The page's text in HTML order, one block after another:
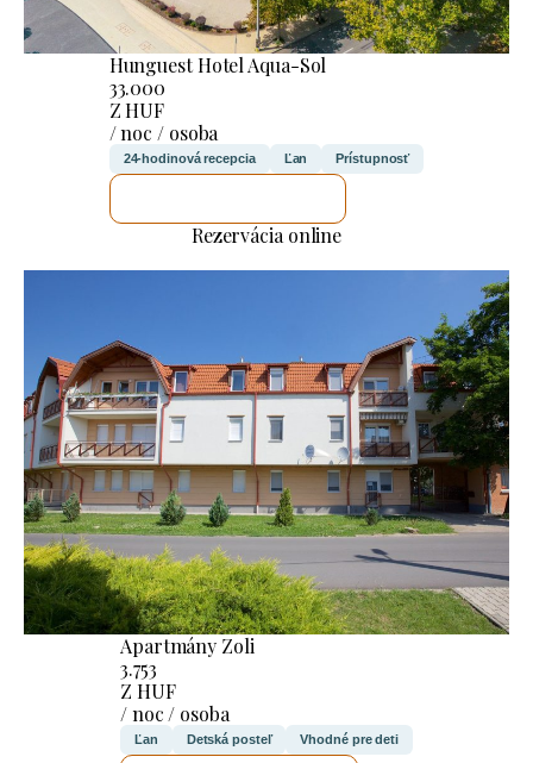
Hunguest Hotel Aqua-Sol
33.000
Z HUF
/ noc / osoba
24-hodinová recepcia Ľan Prístupnosť
Rezervácia online
Apartmány Zoli
3.753
Z HUF
/ noc / osoba
Ľan Detská posteľ Vhodné pre deti